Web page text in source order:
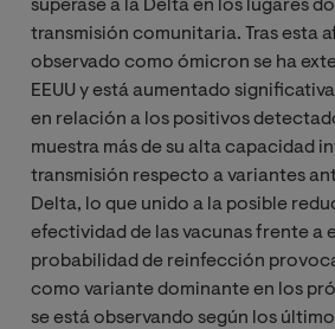
superase a la Delta en los lugares
transmisión comunitaria. Tras esta
observado como ómicron se ha
EEUU y está aumentado
en relación a los positivos
muestra más de su alta capacidad
transmisión respecto a variantes
Delta, lo que unido a la posible
efectividad de las vacunas frente a
probabilidad de reinfección
como variante dominante en los
se está observando según los